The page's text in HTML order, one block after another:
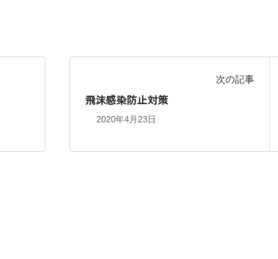
次の記事
飛沫感染防止対策
2020年4月23日